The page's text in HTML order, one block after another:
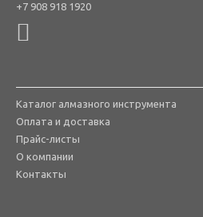
+7 908 918 1920
Каталог алмазного инструмента
Оплата и доставка
Прайс-листы
О компании
Контакты